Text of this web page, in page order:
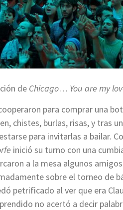
de Chicago… You are my
para comprar una
chistes, burlas, risas, y tras
para invitarlas a bailar.
inició su turno con una
a la mesa algunos
sobre el torneo de
petrificado al ver que era
no acertó a decir